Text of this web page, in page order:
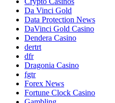
Da Vinci Gold
Data Protection News
DaVinci Gold Casino
Dendera Casino
dertrt
dfr
Dragonia Casino
fgtr
Forex News
Fortune Clock Casino